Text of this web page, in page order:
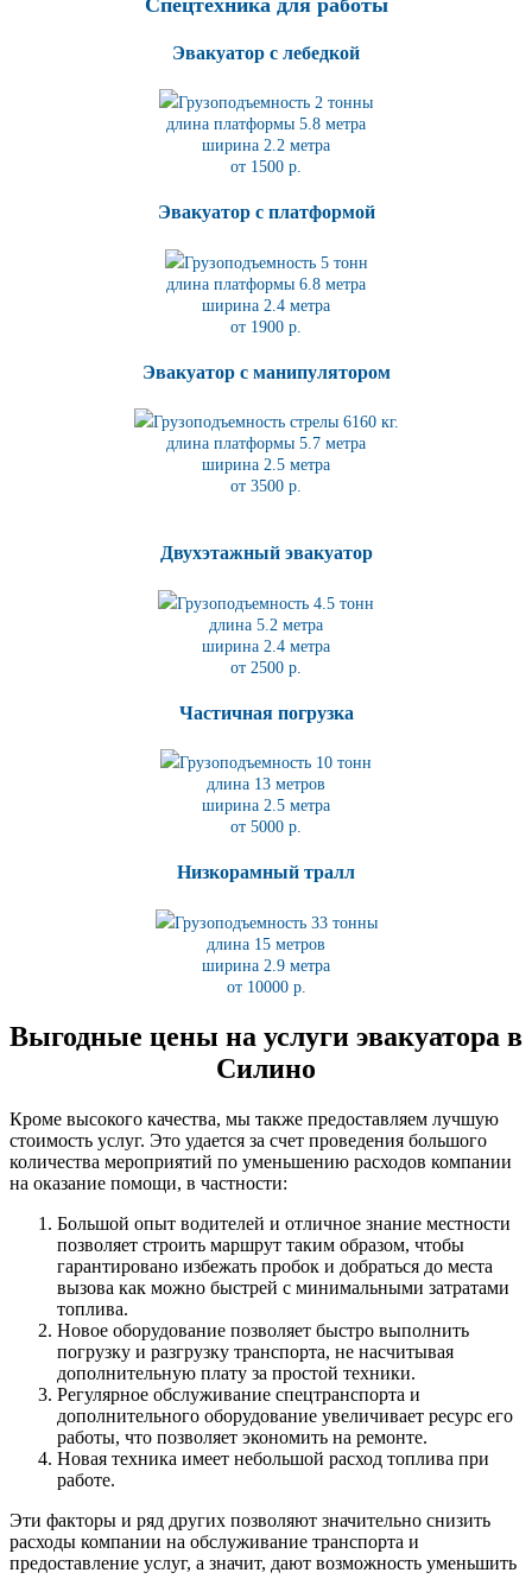
Эвакуатор с лебедкой
Грузоподъемность 2 тонны
длина платформы 5.8 метра
ширина 2.2 метра
от 1500 р.
Эвакуатор с платформой
Грузоподъемность 5 тонн
длина платформы 6.8 метра
ширина 2.4 метра
от 1900 р.
Эвакуатор с манипулятором
Грузоподъемность стрелы 6160 кг.
длина платформы 5.7 метра
ширина 2.5 метра
от 3500 р.
Двухэтажный эвакуатор
Грузоподъемность 4.5 тонн
длина 5.2 метра
ширина 2.4 метра
от 2500 р.
Частичная погрузка
Грузоподъемность 10 тонн
длина 13 метров
ширина 2.5 метра
от 5000 р.
Низкорамный тралл
Грузоподъемность 33 тонны
длина 15 метров
ширина 2.9 метра
от 10000 р.
Выгодные цены на услуги эвакуатора в
Силино
Кроме высокого качества, мы также предоставляем лучшую
стоимость услуг. Это удается за счет проведения большого
количества мероприятий по уменьшению расходов компании
на оказание помощи, в частности:
Большой опыт водителей и отличное знание местности
позволяет строить маршрут таким образом, чтобы
гарантировано избежать пробок и добраться до места
вызова как можно быстрей с минимальными затратами
топлива.
Новое оборудование позволяет быстро выполнить
погрузку и разгрузку транспорта, не насчитывая
дополнительную плату за простой техники.
Регулярное обслуживание спецтранспорта и
дополнительного оборудование увеличивает ресурс его
работы, что позволяет экономить на ремонте.
Новая техника имеет небольшой расход топлива при
работе.
Эти факторы и ряд других позволяют значительно снизить
расходы компании на обслуживание транспорта и
предоставление услуг, а значит, дают возможность уменьшить